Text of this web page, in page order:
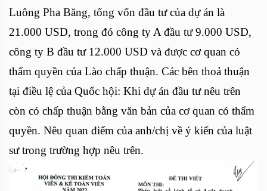
Luông Pha Băng, tổng vốn đầu tư của dự án là
21.000 USD, trong đó công ty A đầu tư 9.000 USD,
công ty B đầu tư 12.000 USD và được cơ quan có
thẩm quyền của Lào chấp thuận. Các bên thoả thuận
tại điều lệ của Quốc hội: Khi dự án đầu tư nêu trên
còn có chấp thuận bằng văn bản của cơ quan có thẩm
quyền. Nêu quan điểm của anh/chị về ý kiến của luật
sư trong trường hợp nêu trên.